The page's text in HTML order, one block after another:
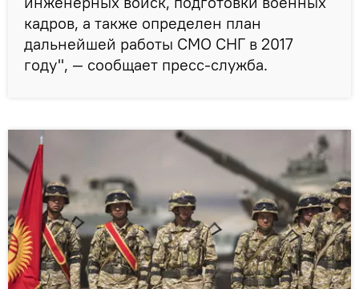
кадров, а также определен план
дальнейшей работы СМО СНГ в 2017
году", — сообщает пресс-служба.